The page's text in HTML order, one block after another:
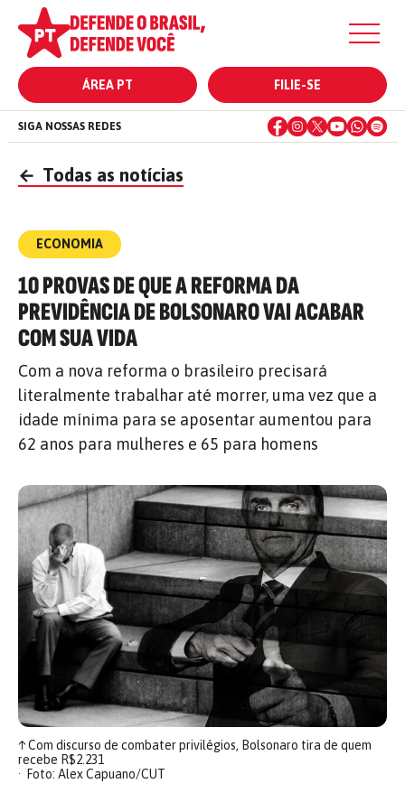
ÁREA PT FILIE-SE
SIGA NOSSAS REDES
← Todas as notícias
ECONOMIA
10 PROVAS DE QUE A REFORMA DA
PREVIDÊNCIA DE BOLSONARO VAI ACABAR
COM SUA VIDA
Com a nova reforma o brasileiro precisará
literalmente trabalhar até morrer, uma vez que a
idade mínima para se aposentar aumentou para
62 anos para mulheres e 65 para homens
↑Com discurso de combater privilégios, Bolsonaro tira de quem
recebe R$2.231
Foto: Alex Capuano/CUT